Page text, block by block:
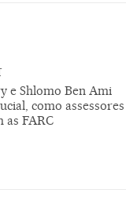
e Shlomo Ben Ami
como assessores
as FARC